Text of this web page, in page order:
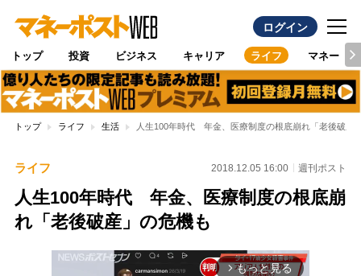
ログイン
トップ 投資 ビジネス キャリア ライフ マネー
トップ ライフ 生活 人生100年時代 年金、医療制度の根底崩れ「老後破産
ライフ 2018.12.05 16:00 週刊ポスト
人生100年時代 年金、医療制度の根底崩
れ「老後破産」の危機も
arrow_forward_ios もっと見る